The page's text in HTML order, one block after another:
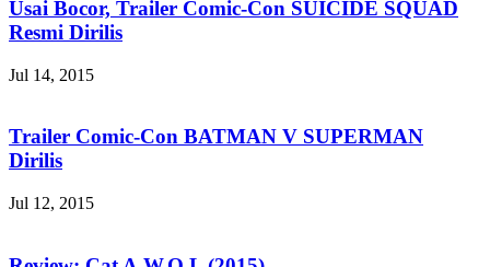
Usai Bocor, Trailer Comic-Con SUICIDE SQUAD
Resmi Dirilis
Jul 14, 2015
Trailer Comic-Con BATMAN V SUPERMAN
Dirilis
Jul 12, 2015